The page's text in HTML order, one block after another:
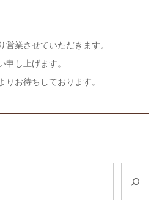
業させていただきます。
申し上げます。
りお待ちしております。